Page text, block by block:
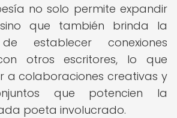
no solo permite expandir
que también brinda la
establecer conexiones
otros escritores, lo que
a colaboraciones creativas y
que potencien la
poeta involucrado.